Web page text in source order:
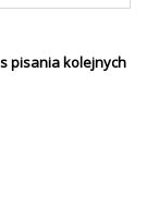
pisania kolejnych